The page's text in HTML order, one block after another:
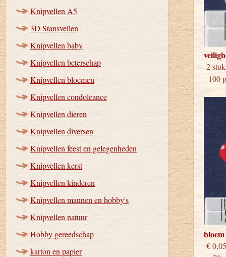
Knipvellen A5
3D Stansvellen
Knipvellen baby
Knipvellen beterschap
Knipvellen bloemen
Knipvellen condoleance
Knipvellen dieren
Knipvellen diversen
Knipvellen feest en gelegenheden
Knipvellen kerst
Knipvellen kinderen
Knipvellen mannen en hobby's
Knipvellen natuur
Hobby gereedschap
karton en papier
2
100